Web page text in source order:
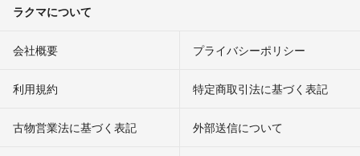
ラクマについて
会社概要 プライバシーポリシー
利用規約 特定商取引法に基づく表記
古物営業法に基づく表記 外部送信について